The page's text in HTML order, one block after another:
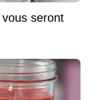
seront